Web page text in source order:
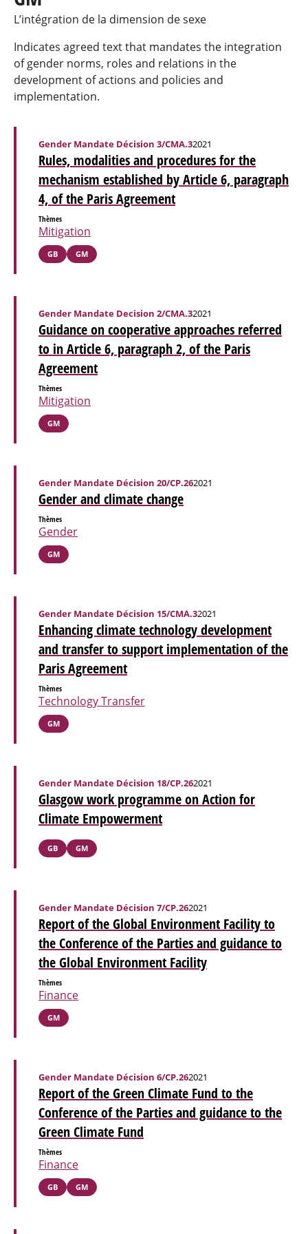
L’intégration de la dimension de sexe
Indicates agreed text that mandates the integration
of gender norms, roles and relations in the
development of actions and policies and
implementation.
Rules, modalities and procedures for the
mechanism established by Article 6, paragraph
4, of the Paris Agreement
Gender Mandate Décision 3/CMA.32021
Thèmes
Mitigation
GB GM
Guidance on cooperative approaches referred
to in Article 6, paragraph 2, of the Paris
Agreement
Gender Mandate Decision 2/CMA.32021
Thèmes
Mitigation
GM
Gender and climate change
Gender Mandate Décision 20/CP.262021
Thèmes
Gender
GM
Enhancing climate technology development
and transfer to support implementation of the
Paris Agreement
Gender Mandate Décision 15/CMA.32021
Thèmes
Technology Transfer
GM
Glasgow work programme on Action for
Climate Empowerment
Gender Mandate Décision 18/CP.262021
GB GM
Report of the Global Environment Facility to
the Conference of the Parties and guidance to
the Global Environment Facility
Gender Mandate Décision 7/CP.262021
Thèmes
Finance
GM
Report of the Green Climate Fund to the
Conference of the Parties and guidance to the
Green Climate Fund
Gender Mandate Décision 6/CP.262021
Thèmes
Finance
GB GM